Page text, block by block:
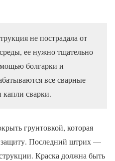
не пострадала от
ее нужно тщательно
болгарки и
все сварные
сварки.
грунтовкой, которая
защиту. Последний штрих —
Краска должна быть